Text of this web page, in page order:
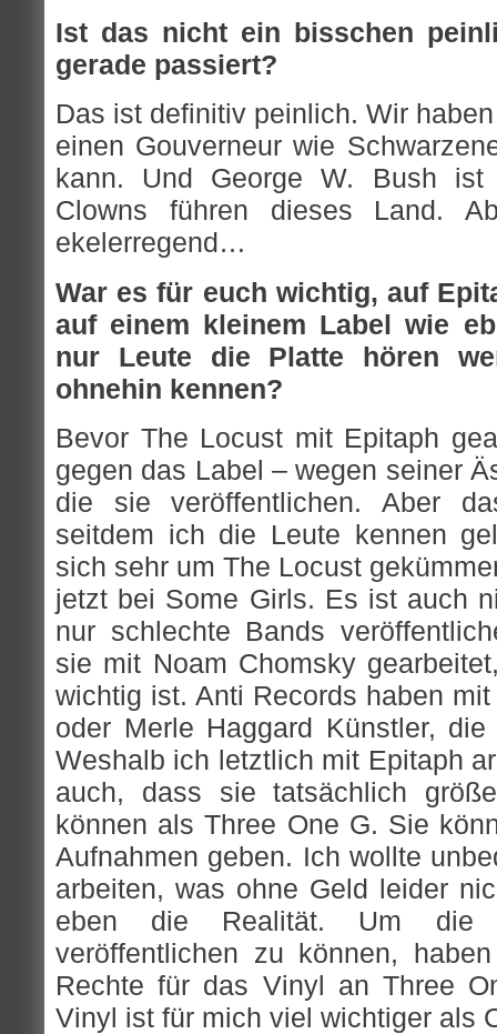
Ist das nicht ein bisschen
gerade passiert?
Das ist definitiv peinlich. Wir
einen Gouverneur wie
kann. Und George W. Bush ist
Clowns führen dieses Land.
ekelerregend…
War es für euch wichtig, auf
auf einem kleinem Label wie
nur Leute die Platte hören
ohnehin kennen?
Bevor The Locust mit Epitaph
gegen das Label – wegen seiner
die sie veröffentlichen. Aber
seitdem ich die Leute kennen
sich sehr um The Locust
jetzt bei Some Girls. Es ist auch
nur schlechte Bands
sie mit Noam Chomsky
wichtig ist. Anti Records haben
oder Merle Haggard Künstler,
Weshalb ich letztlich mit Epitaph
auch, dass sie tatsächlich
können als Three One G. Sie
Aufnahmen geben. Ich wollte
arbeiten, was ohne Geld leider
eben die Realität. Um die
veröffentlichen zu können,
Rechte für das Vinyl an Three
Vinyl ist für mich viel wichtiger als